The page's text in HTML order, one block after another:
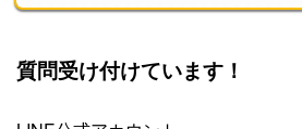
質問受け付けています！